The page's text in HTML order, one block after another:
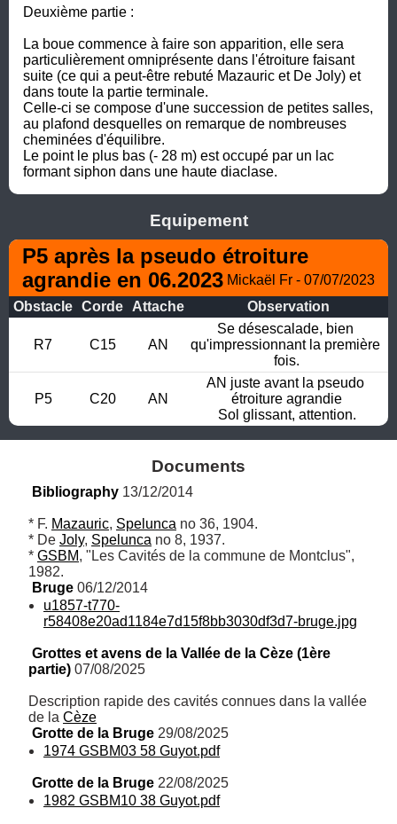
Deuxième partie :
La boue commence à faire son apparition, elle sera
particulièrement omniprésente dans l'étroiture faisant
suite (ce qui a peut-être rebuté Mazauric et De Joly) et
dans toute la partie terminale.
Celle-ci se compose d'une succession de petites salles,
au plafond desquelles on remarque de nombreuses
cheminées d'équilibre.
Le point le plus bas (- 28 m) est occupé par un lac
formant siphon dans une haute diaclase.
Equipement
P5 après la pseudo étroiture
agrandie en 06.2023 Mickaël Fr - 07/07/2023
Obstacle Corde Attache Observation
R7 C15 AN
Se désescalade, bien
qu'impressionnant la première
fois.
P5 C20 AN
AN juste avant la pseudo
étroiture agrandie
Sol glissant, attention.
Documents
Bibliography 13/12/2014
* F. Mazauric, Spelunca no 36, 1904.
* De Joly, Spelunca no 8, 1937.
* GSBM, "Les Cavités de la commune de Montclus",
1982.
Bruge 06/12/2014
u1857-t770-
r58408e20ad1184e7d15f8bb3030df3d7-bruge.jpg
Grottes et avens de la Vallée de la Cèze (1ère
partie) 07/08/2025
Description rapide des cavités connues dans la vallée
de la Cèze
Grotte de la Bruge 29/08/2025
1974 GSBM03 58 Guyot.pdf
Grotte de la Bruge 22/08/2025
1982 GSBM10 38 Guyot.pdf